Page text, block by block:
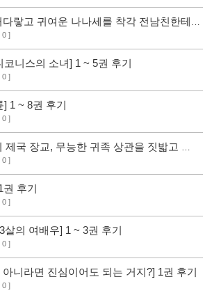
랗고 귀여운 나나세를 착각 전남친한테
] 1권 후기
0 ]
코니스의 소녀] 1 ~ 5권 후기
0 ]
] 1 ~ 8권 후기
0 ]
제국 장교, 무능한 귀족 상관을 짓밟고 출
0 ]
권 후기
0 ]
살의 여배우] 1 ~ 3권 후기
0 ]
니라면 진심이어도 되는 거지?] 1권 후기
0 ]